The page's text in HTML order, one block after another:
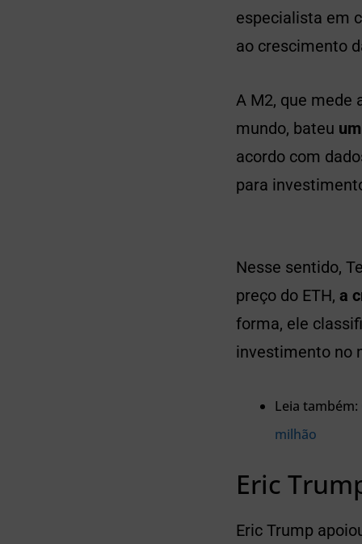
especialista em
ao crescimento
A M2, que mede
mundo, bateu
acordo com
para
Nesse sentido,
preço do ETH, a
forma, ele
investimento no
Leia também:
milhão
Eric
Eric Trump